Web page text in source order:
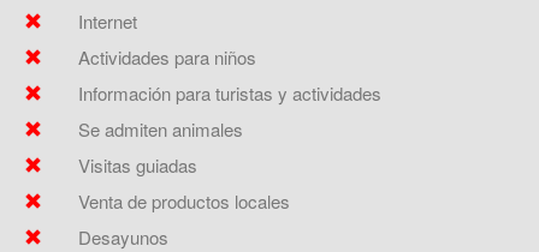
Internet
Actividades para niños
Información para turistas y actividades
Se admiten animales
Visitas guiadas
Venta de productos locales
Desayunos